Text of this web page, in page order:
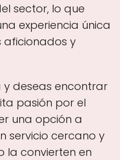
sector, lo que
experiencia única
aficionados y
y deseas encontrar
pasión por el
una opción a
servicio cercano y
la convierten en